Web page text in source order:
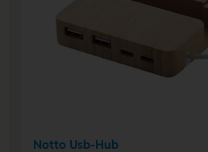
Notto Usb-Hub